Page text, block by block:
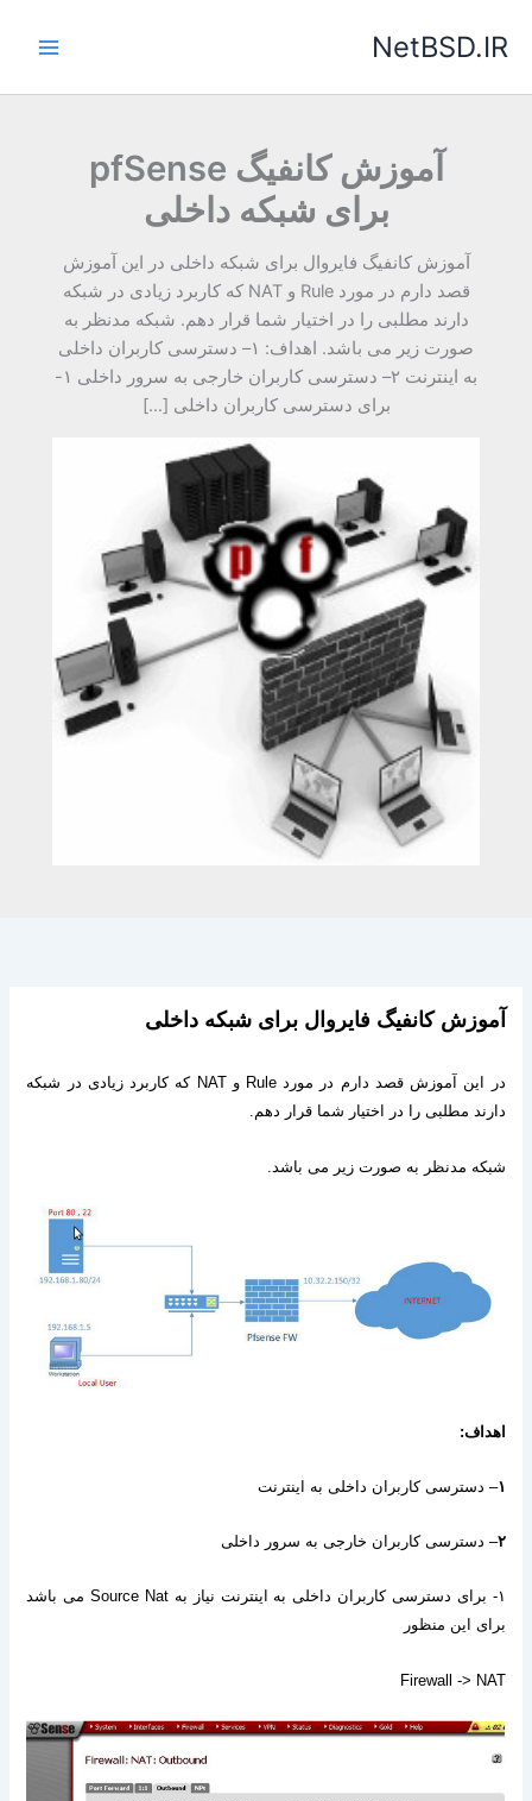
NetBSD.IR
آموزش کانفیگ pfSense
برای شبکه داخلی
آموزش کانفیگ فایروال برای شبکه داخلی در این آموزش
قصد دارم در مورد Rule و NAT که کاربرد زیادی در شبکه
دارند مطلبی را در اختیار شما قرار دهم. شبکه مدنظر به
صورت زیر می باشد. اهداف: ۱– دسترسی کاربران داخلی
به اینترنت ۲– دسترسی کاربران خارجی به سرور داخلی ۱-
برای دسترسی کاربران داخلی […]
آموزش کانفیگ فایروال برای شبکه داخلی
در این آموزش قصد دارم در مورد Rule وNAT که کاربرد زیادی در شبکه
دارند مطلبی را در اختیار شما قرار دهم.
شبکه مدنظر به صورت زیر می باشد
اهداف:
۱– دسترسی کاربران داخلی به اینترنت
۲– دسترسی کاربران خارجی به سرور داخلی
۱- برای دسترسی کاربران داخلی به اینترنت نیاز بهSource Nat می باشد
برای این منظور
Firewall -> NAT